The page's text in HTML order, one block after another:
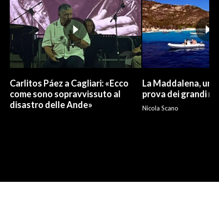
Carlitos Páez a Cagliari: «Ecco
come sono sopravvissuto al
disastro delle Ande»
La Maddalena, un
prova dei grandi
Nicola Scano